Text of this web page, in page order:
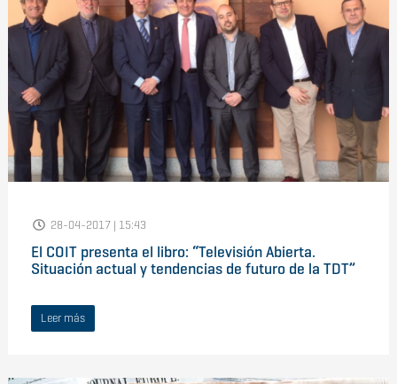
28-04-2017 | 15:43
El COIT presenta el libro: “Televisión Abierta.
Situación actual y tendencias de futuro de la TDT”
Leer más